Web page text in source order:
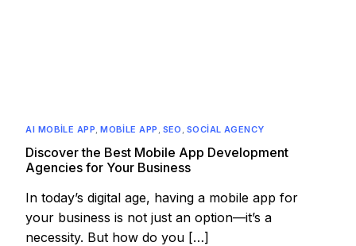
AI MOBILE APP,MOBILE APP , SEO , SOCIAL AGENCY
Discover the Best Mobile App Development
Agencies for Your Business
In today’s digital age, having a mobile app for
your business is not just an option—it’s a
necessity. But how do you […]